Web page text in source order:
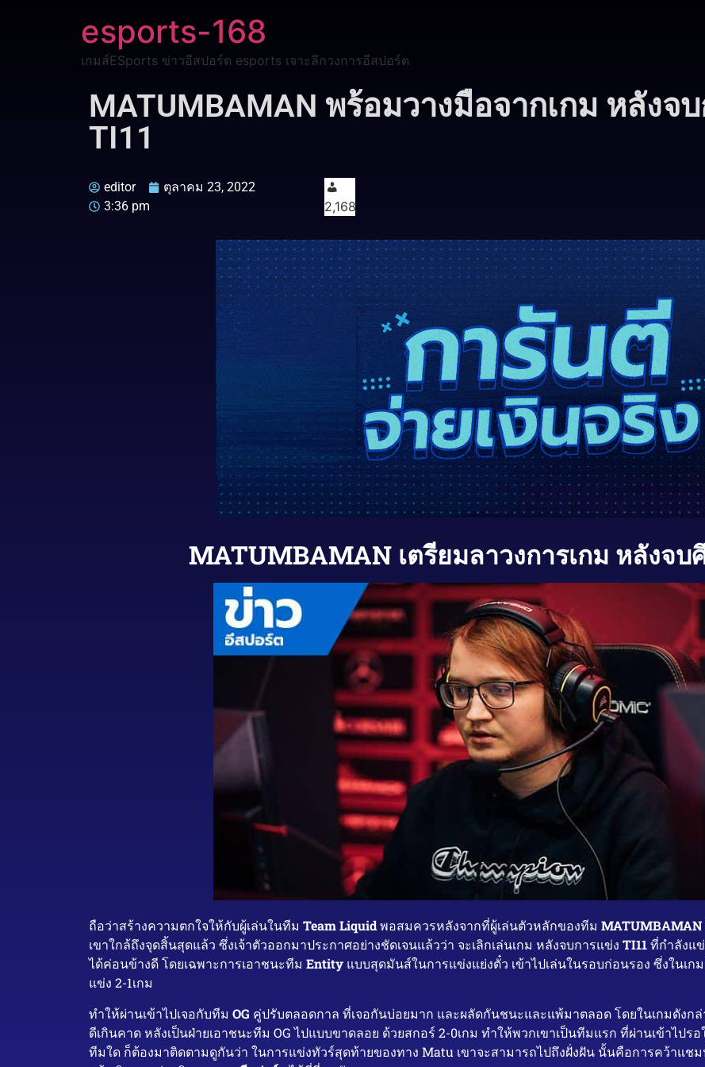
esports-168
เกมส์ESports ข่าวอีสปอร์ต esports เจาะลึกวงการอีสปอร์ต
MATUMBAMAN พร้อมวางมือจากเกม หลังจ
TI11
editor
ตุลาคม 23, 2022
3:36 pm
2,168
MATUMBAMAN เตรียมลาวงการเกม หลังจบ
ถือว่าสร้างความตกใจให้กับผู้เล่นในทีม Team Liquidพอสมควรหลังจากที่ผู้เล่นตัวหลักของทีม MATUMBAMAN
เขาใกล้ถึงจุดสิ้นสุดแล้ว ซึ่งเจ้าตัวออกมาประกาศอย่างชัดเจนแล้วว่า จะเลิกเล่นเกม หลังจบการแข่ง TI11ที่กำลังแ
ได้ค่อนข้างดี โดยเฉพาะการเอาชนะทีม Entity แบบสุดมันส์ในการแข่งแย่งตั๋ว เข้าไปเล่นในรอบก่อนรอง ซึ่งในเก
แข่ง 2-1เกม
ทำให้ผ่านเข้าไปเจอกับทีม OG คู่ปรับตลอดกาล ที่เจอกันบ่อยมาก และผลัดกันชนะและแพ้มาตลอด โดยในเกมดังกล่
ดีเกินคาด หลังเป็นฝ่ายเอาชนะทีม OG ไปแบบขาดลอย ด้วยสกอร์ 2-0เกม ทำให้พวกเขาเป็นทีมแรก ที่ผ่านเข้าไปร
ทีมใด ก็ต้องมาติดตามดูกันว่า ในการแข่งทัวร์สุดท้ายของทาง Matu เขาจะสามารถไปถึงฝั่งฝัน นั้นคือการคว้าแช